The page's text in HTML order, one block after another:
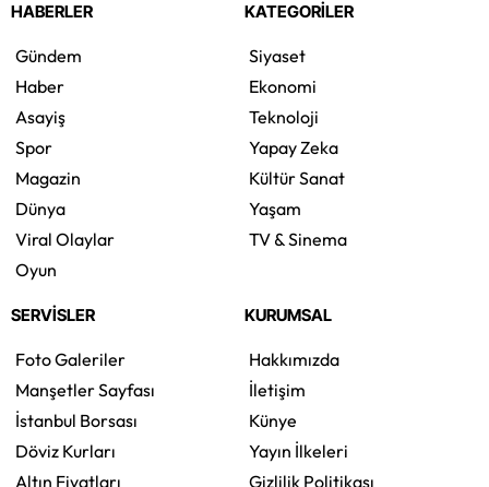
HABERLER
Gündem
Haber
Asayiş
Spor
Magazin
Dünya
Viral Olaylar
Oyun
KATEGORİLER
Siyaset
Ekonomi
Teknoloji
Yapay Zeka
Kültür Sanat
Yaşam
TV & Sinema
SERVİSLER
Foto Galeriler
Manşetler Sayfası
İstanbul Borsası
Döviz Kurları
Altın Fiyatları
KURUMSAL
Hakkımızda
İletişim
Künye
Yayın İlkeleri
Gizlilik Politikası